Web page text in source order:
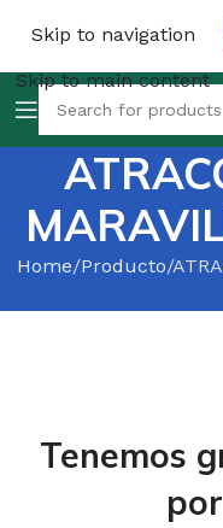
Skip to navigation
Skip to main content
Home Producto
Tenemos